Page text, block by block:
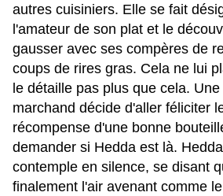
autres cuisiniers. Elle se fait
l'amateur de son plat et le
gausser avec ses compères de
coups de rires gras. Cela ne lui
le détaille pas plus que cela.
marchand décide d'aller féliciter
récompense d'une bonne
demander si Hedda est là.
contemple en silence, se disant
finalement l'air avenant comme